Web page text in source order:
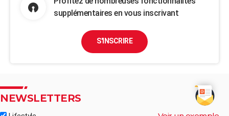
supplémentaires en vous inscrivant
S'INSCRIRE
NEWSLETTERS